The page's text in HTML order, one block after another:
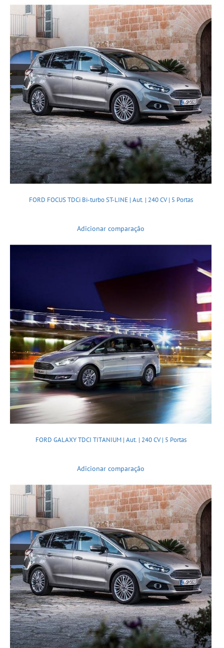
FORD FOCUS TDCi Bi-turbo ST-LINE | Aut. | 240 CV | 5 Portas
Adicionar comparação
FORD GALAXY TDCI TITANIUM | Aut. | 240 CV | 5 Portas
Adicionar comparação